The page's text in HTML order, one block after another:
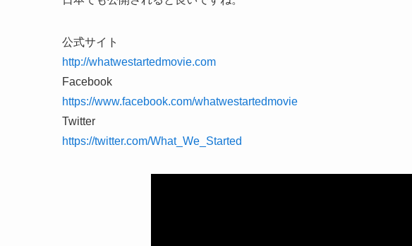
公式サイト
http://whatwestartedmovie.com
Facebook
https://www.facebook.com/whatwestartedmovie
Twitter
https://twitter.com/What_We_Started